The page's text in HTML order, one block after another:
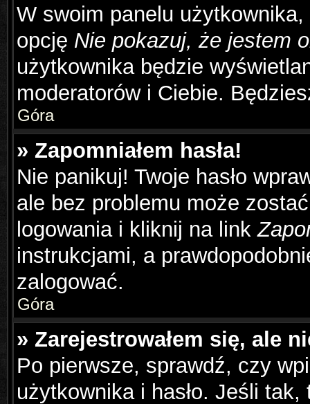
W swoim panelu
opcję Nie pokazuj, że jestem
użytkownika będzie
moderatorów i Ciebie.
Góra
» Zapomniałem hasła!
Nie panikuj! Twoje hasło
ale bez problemu może
logowania i kliknij na link
instrukcjami, a
zalogować.
Góra
» Zarejestrowałem się, ale
Po pierwsze, sprawdź, czy
użytkownika i hasło. Jeśli